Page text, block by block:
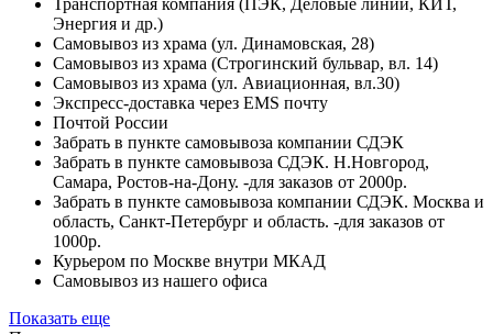
Энергия и др.)
Самовывоз из храма (ул. Динамовская, 28)
Самовывоз из храма (Строгинский бульвар, вл. 14)
Самовывоз из храма (ул. Авиационная, вл.30)
Экспресс-доставка через EMS почту
Почтой России
Забрать в пункте самовывоза компании СДЭК
Забрать в пункте самовывоза СДЭК. Н.Новгород,
Самара, Ростов-на-Дону. -для заказов от 2000р.
Забрать в пункте самовывоза компании СДЭК. Москва и
область, Санкт-Петербург и область. -для заказов от
1000р.
Курьером по Москве внутри МКАД
Самовывоз из нашего офиса
Показать еще